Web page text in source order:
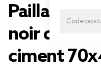
Paillasson
noir design
ciment